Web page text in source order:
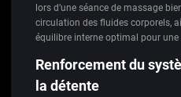
lors d’une séance de massage
circulation des fluides corporels,
équilibre interne optimal pour une
Renforcement du
la détente